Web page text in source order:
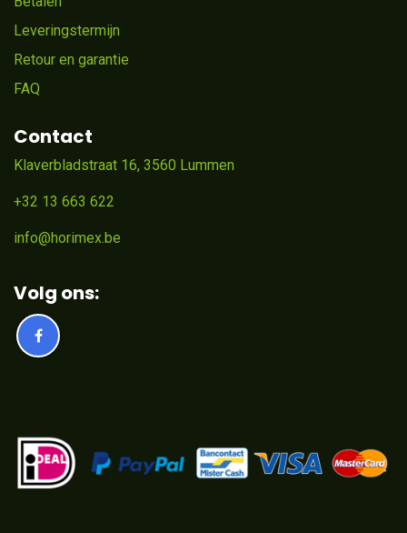
Leveringstermijn
Retour en garantie
FAQ
Contact
Klaverbladstraat 16, 3560 Lummen
+32 13 663 622
info@horimex.be
Volg ons: